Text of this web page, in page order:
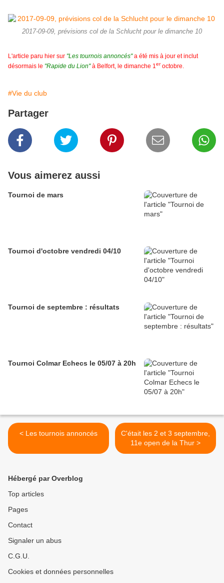
2017-09-09, prévisions col de la Schlucht pour le dimanche 10
L'article paru hier sur "Les tournois annoncés"a été mis à jour et inclut
désormais le "Rapide du Lion"à Belfort, le dimanche 1er octobre.
#Vie du club
Partager
Vous aimerez aussi
Tournoi de mars
Tournoi d'octobre vendredi 04/10
Tournoi de septembre : résultats
Tournoi Colmar Echecs le 05/07 à 20h
< Les tournois annoncés
C'était les 2 et 3 septembre,
11e open de la Thur >
Hébergé par Overblog
Top articles
Pages
Contact
Signaler un abus
C.G.U.
Cookies et données personnelles